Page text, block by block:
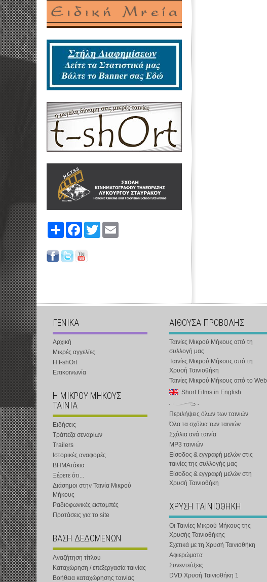
Share FacebookTwitter
ΓΕΝΙΚΑ
Αρχική
Μικρές αγγελίες
Η t-shOrt
Επικοινωνία
Η ΜΙΚΡΟΥ ΜΗΚΟΥΣ
ΤΑΙΝΙΑ
Ειδήσεις
Τράπεζα σεναρίων
Trailers
Ιστορικές αναφορές
ΒΗΜΑτάκια
Ξέρετε ότι...
Διάσημοι στην Ταινία Μικρού
Μήκους
Ραδιοφωνικές εκπομπές
Προτάσεις για το site
ΒΑΣΗ ΔΕΔΟΜΕΝΩΝ
Αναζήτηση τίτλου
Καταχώρηση / επεξεργασία ταινίας
Βοήθεια καταχώρησης ταινίας
ΑΙΘΟΥΣΑ ΠΡΟΒΟΛΗΣ
Ταινίες Μικρού Μήκους από τη
συλλογή μας
Ταινίες Μικρού Μήκους από τη
Χρυσή Ταινιοθήκη
Ταινίες Μικρού Μήκους από το Web
Short Films in English
Περιλήψεις όλων των ταινιών
Όλα τα σχόλια των ταινιών
Σχόλια ανά ταινία
MP3 ταινιών
Είσοδος & εγγραφή μελών στις
ταινίες της συλλογής μας
Είσοδος & εγγραφή μελών στη
Χρυσή Ταινιοθήκη
ΧΡΥΣΗ ΤΑΙΝΙΟΘΗΚΗ
Οι Ταινίες Μικρού Μήκους της
Χρυσής Ταινιοθήκης
Σχετικά με τη Χρυσή Ταινιοθήκη
Αφιερώματα
Συνεντεύξεις
DVD Χρυσή Ταινιοθήκη 1